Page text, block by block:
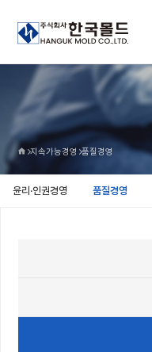
지속가능경영 품질경영
윤리·인권경영 품질경영